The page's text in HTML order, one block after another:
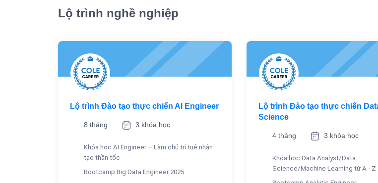
Lộ trình nghề nghiệp
Lộ trình Đào tạo thực chiến AI Engineer
8 tháng 3 khóa học
Khóa học AI Engineer – Làm chủ trí tuệ nhân
tạo thần tốc
Bootcamp Big Data Engineer 2025
Lộ trình Đào tạo thực chiến
Science
4 tháng 3 khóa học
Khóa học Data Analyst/Data
Science/Machine Learning từ A - Z